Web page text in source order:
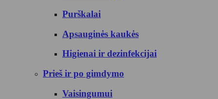
Purškalai
Apsauginės kaukės
Higienai ir dezinfekcijai
Prieš ir po gimdymo
Vaisingumui